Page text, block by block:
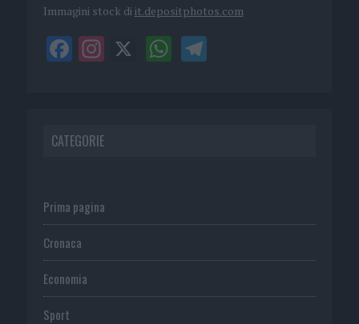
Immagini stock di it.depositphotos.com
CATEGORIE
Prima pagina
Cronaca
Economia
Sport